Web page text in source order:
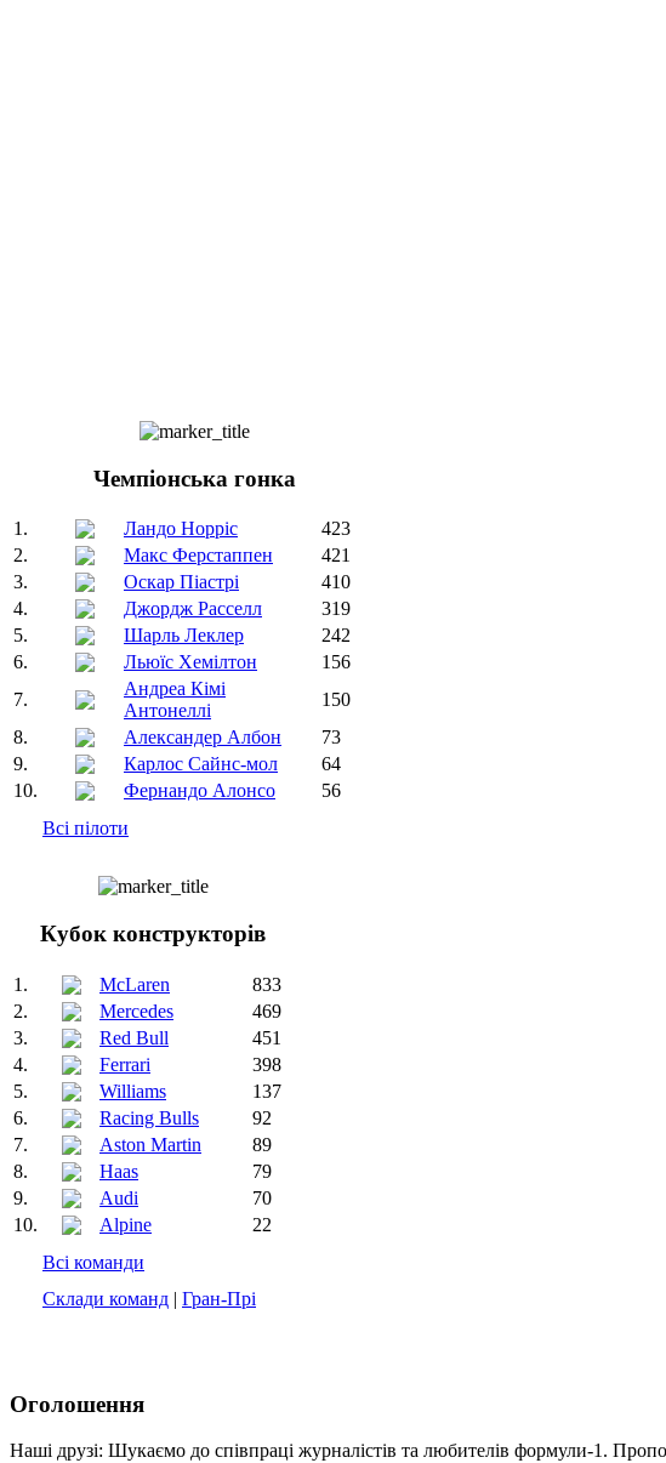
Чемпіонська гонка
1. Ландо Норріс
423
2.
Макс Ферстаппен
421
3.
Оскар Піастрі
410
4.
Джордж Расселл
319
5.
Шарль Леклер
242
6.
Льюїс Хемілтон
156
7.
Андреа Кімі
Антонеллі
150
8.
Александер Албон
73
9.
Карлос Сайнс-мол
64
10.
Фернандо Алонсо
56
Всі пілоти
Кубок конструкторів
1. McLaren
833
2.
Mercedes
469
3.
Red Bull
451
4.
Ferrari
398
5.
Williams
137
6.
Racing Bulls
92
7.
Aston Martin
89
8.
Haas
79
9.
Audi
70
10.
Alpine
22
Всі команди
Склади команд | Гран-Прі
Оголошення
Наші друзі: Шукаємо до співпраці журналістів та любителів формули-1.